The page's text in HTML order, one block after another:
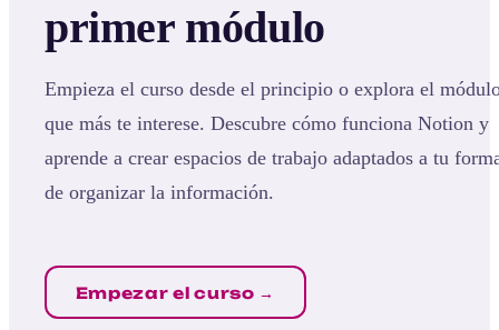
primer módulo
Empieza el curso desde el principio o explora el
que más te interese. Descubre cómo funciona Notion y
aprende a crear espacios de trabajo adaptados a tu
de organizar la información.
Empezar el curso →